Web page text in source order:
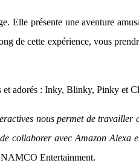
présente une aventure
de cette expérience, vous
et adorés : Inky, Blinky, Pinky et
nous permet de
collaborer avec Amazon
Entertainment.